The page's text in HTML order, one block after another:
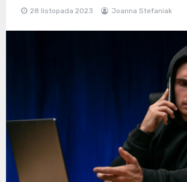
28 listopada 2023 Joanna Stefaniak